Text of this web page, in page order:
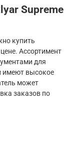
Supreme
купить
Ассортимент
для
имеют высокое
может
заказов по